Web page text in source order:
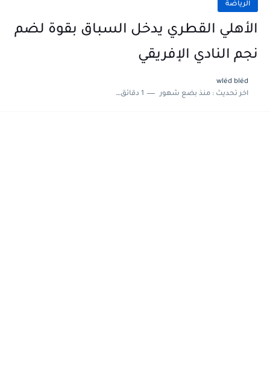
الرياضة
الأهلي القطري يدخل السباق بقوة لضم
نجم النادي الإفريقي
wléd bléd
اخر تحديث :منذ بضع شهور 1 دقائق للقراءة